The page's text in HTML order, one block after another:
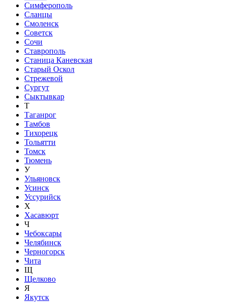
Симферополь
Сланцы
Смоленск
Советск
Сочи
Ставрополь
Станица Каневская
Старый Оскол
Стрежевой
Сургут
Сыктывкар
Т
Таганрог
Тамбов
Тихорецк
Тольятти
Томск
Тюмень
У
Ульяновск
Усинск
Уссурийск
Х
Хасавюрт
Ч
Чебоксары
Челябинск
Черногорск
Чита
Щ
Щелково
Я
Якутск